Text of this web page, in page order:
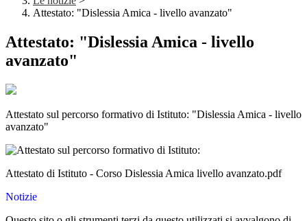
Attestato: "Dislessia Amica - livello avanzato"
Attestato: "Dislessia Amica - livello
avanzato"
Attestato sul percorso formativo di Istituto: "Dislessia Amica - livello
avanzato"
Attestato di Istituto - Corso Dislessia Amica livello avanzato.pdf
Notizie